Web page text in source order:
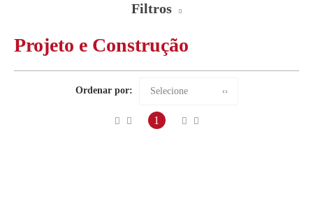
Filtros
Projeto e Construção (2)
Olhares
Veja todas as opções
Projeto e Construção
Ordenar por: Selecione
Maior preço
1